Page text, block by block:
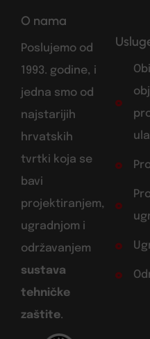
O nama
Poslujemo od
1993. godine, i
jedna smo od
najstarijih
hrvatskih
tvrtki koja se
bavi
projektiranjem,
ugradnjom i
održavanjem
sustava
tehničke
zaštite.